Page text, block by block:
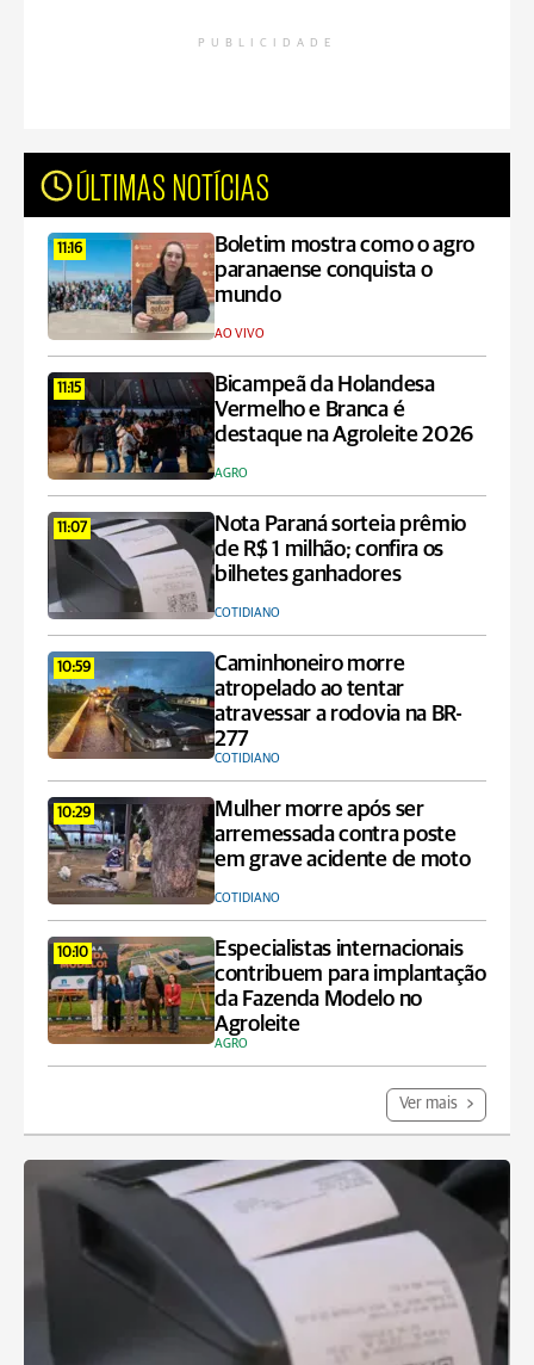
PUBLICIDADE
ÚLTIMAS NOTÍCIAS
11:16
Boletim mostra como o agro
paranaense conquista o
mundo
AO VIVO
11:15
Bicampeã da Holandesa
Vermelho e Branca é
destaque na Agroleite 2026
AGRO
11:07
Nota Paraná sorteia prêmio
de R$ 1 milhão; confira os
bilhetes ganhadores
COTIDIANO
10:59
Caminhoneiro morre
atropelado ao tentar
atravessar a rodovia na BR-
277
COTIDIANO
10:29
Mulher morre após ser
arremessada contra poste
em grave acidente de moto
COTIDIANO
10:10
Especialistas internacionais
contribuem para implantação
da Fazenda Modelo no
Agroleite
AGRO
Ver mais